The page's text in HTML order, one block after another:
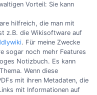
Vorteil: Sie kann
hilfreich, die man mit
z.B. die Wikisoftware auf
. Für meine Zwecke
sogar noch mehr Features
Notizbuch. Es kann
Wenn diese
mit ihren Metadaten, die
mit Informationen auf